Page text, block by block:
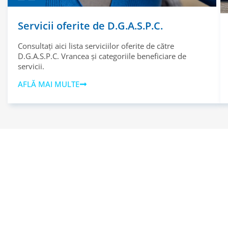
Servicii oferite de D.G.A.S.P.C.
Consultați aici lista serviciilor oferite de către
D.G.A.S.P.C. Vrancea și categoriile beneficiare de
servicii.
AFLĂ MAI MULTE